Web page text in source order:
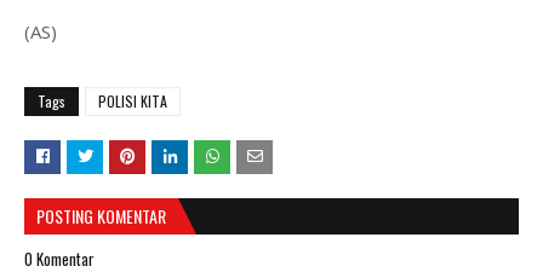
(AS)
Tags POLISI KITA
POSTING KOMENTAR
0 Komentar